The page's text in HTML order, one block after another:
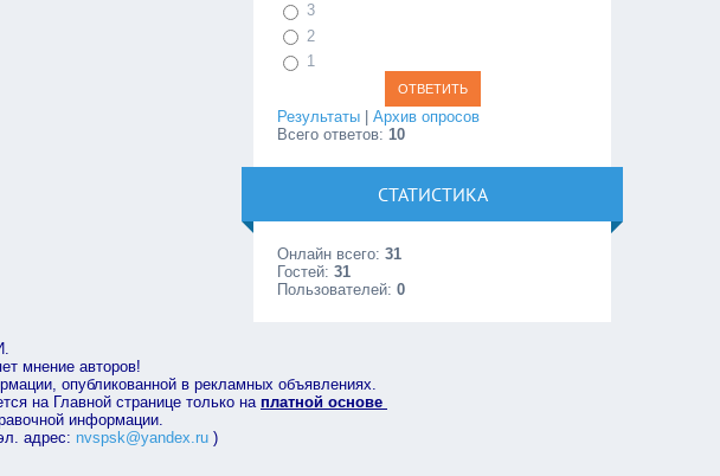
3
2
1
Результаты |Архив опросов
Всего ответов: 10
СТАТИСТИКА
Онлайн всего:31
Гостей:31
Пользователей:0
мнение авторов!
опубликованной в рекламных объявлениях.
на Главной странице только на платной основе
информации.
адрес: nvspsk@yandex.ru)